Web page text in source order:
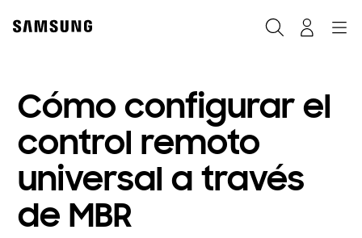
content
Cómo configurar el
control remoto
universal a través
de MBR